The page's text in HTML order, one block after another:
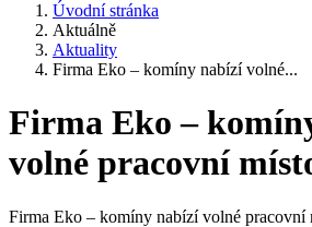
Úvodní stránka
Aktuálně
Aktuality
Firma Eko – komíny nabízí volné...
Firma Eko –
volné pracovní
Firma Eko – komíny nabízí volné pracovní